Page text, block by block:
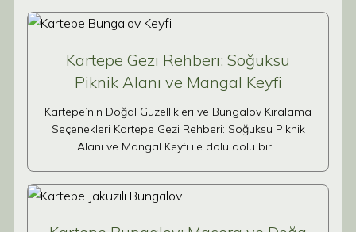
Kartepe Gezi Rehberi: Soğuksu
Piknik Alanı ve Mangal Keyfi
Kartepe’nin Doğal Güzellikleri ve Bungalov Kiralama
Seçenekleri Kartepe Gezi Rehberi: Soğuksu Piknik
Alanı ve Mangal Keyfi ile dolu dolu bir…